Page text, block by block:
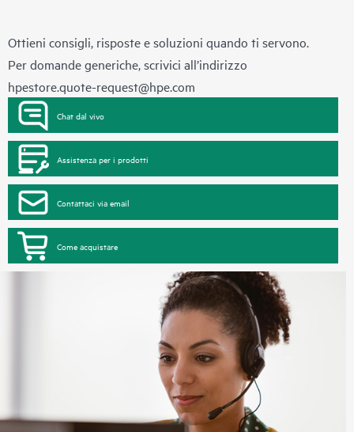
Ottieni consigli, risposte e soluzioni quando ti servono.
Per domande generiche, scrivici all’indirizzo
hpestore.quote-request@hpe.com
Chat dal vivo
Assistenza per i prodotti
Contattaci via email
Come acquistare